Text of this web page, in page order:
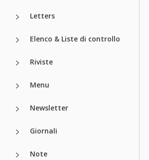
Letters
Elenco & Liste di controllo
Riviste
Menu
Newsletter
Giornali
Note